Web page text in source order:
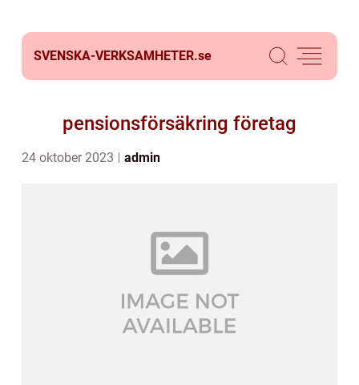
SVENSKA-VERKSAMHETER.se
pensionsförsäkring företag
24 oktober 2023 admin